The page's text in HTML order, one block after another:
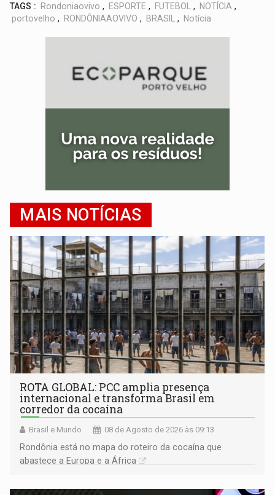
TAGS : Rondoniaovivo , ESPORTE , FUTEBOL , NOTÍCIA ,
portovelho , RONDÔNIAAOVIVO , BRASIL , Notícia
MAIS NOTÍCIAS
ROTA GLOBAL: PCC amplia presença
internacional e transforma Brasil em
corredor da cocaína
Brasil e Mundo 08 de Agosto de 2026 às 09:13
Rondônia está no mapa do roteiro da cocaína que
abastece a Europa e a África